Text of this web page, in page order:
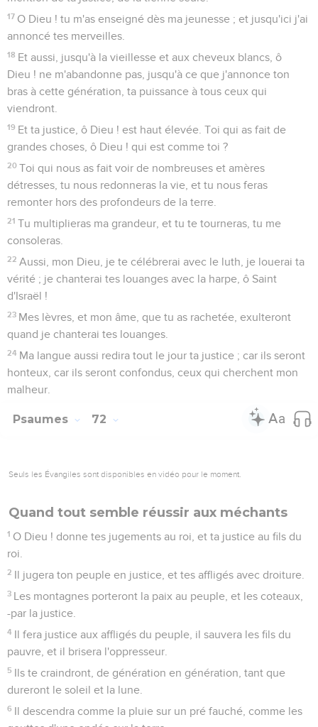
6 Il descendra comme la pluie sur un pré fauché, comme les
gouttes d'une ondée sur la terre.
7 En ses jours le juste fleurira, et il y aura abondance de paix,
jusqu'à ce qu'il n'y ait plus de lune.
8 Et il dominera d'une mer à l'autre mer, et depuis le fleuve
jusqu'aux bouts de la terre.
9 Les habitants du désert se courberont devant lui, et ses
ennemis lécheront la poussière.
10 Les rois de Tarsis et des îles lui apporteront des présents,
les rois de Sheba et de Seba lui présenteront des dons.
11 Oui, tous les rois se prosterneront devant lui, toutes les
nations le serviront.
12 Car il délivrera le pauvre qui crie à lui, et l'affligé qui n'a
pas de secours.
13 Il aura compassion du misérable et du pauvre, et il sauvera
les âmes des pauvres.
14 Il rachètera leur âme de l'oppression et de la violence, et
leur sang sera précieux à ses yeux.
15 Et il vivra, et on lui donnera de l'or de Sheba, et on priera
pour lui continuellement ; et on le bénira tout le jour.
16
des montagnes ; son fruit bruira comme le Liban ; et les
devant le soleil, et on se bénira en lui : toutes les nations le
18 Béni soit l'Éternel, Dieu, le Dieu d'Israël, qui seul fait des
Psaumes
Seuls les Évangiles sont disponibles en vidéo pour le moment.
Appel à Dieu devant les ruines du temple